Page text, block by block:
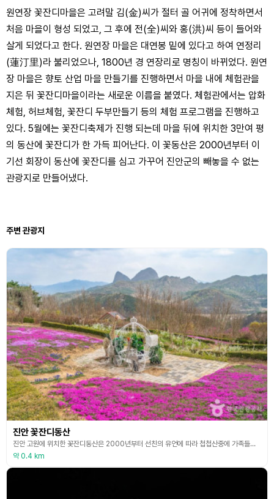
원연장 꽃잔디마을은 고려말 김(金)씨가 절터 골 어귀에 정착하면서
처음 마을이 형성 되었고, 그 후에 전(全)씨와 홍(洪)씨 등이 들어와
살게 되었다고 한다. 원연장 마을은 대연봉 밑에 있다고 하여 연정리
(蓮汀里)라 불리었으나, 1800년 경 연장리로 명칭이 바뀌었다. 원연
장 마을은 향토 산업 마을 만들기를 진행하면서 마을 내에 체험관을
지은 뒤 꽃잔디마을이라는 새로운 이름을 붙였다. 체험관에서는 압화
체험, 허브체험, 꽃잔디 두부만들기 등의 체험 프로그램을 진행하고
있다. 5월에는 꽃잔디축제가 진행 되는데 마을 뒤에 위치한 3만여 평
의 동산에 꽃잔디가 한 가득 피어난다. 이 꽃동산은 2000년부터 이
기선 회장이 동산에 꽃잔디를 심고 가꾸어 진안군의 빼놓을 수 없는
관광지로 만들어냈다.
주변 관광지
진안 꽃잔디동산
진안 고원에 위치한 꽃잔디동산은 2000년부터 선친의 유언에 따라 첩첩산중에 가족들이 1년에 1~2차례만 왔다 가는 선산이 아니라 1년에 언제든 방문하고 가족 친치들의 화합 만남의 장소로 만들겠다는 바램으로 시작되었다. 매년 조금씩 꽃잔디를 심고 어린 나무들이 크면서 오늘의 꽃잔디동산이 만들어졌다. 4월부터 약 5만 여평에 이르는 마치 분홍빛 양탄자가 깔린 듯한 꽃잔디를 볼 수 있으며, 5월 중순부터는 하얀 불두화의 아름다움을, 여름에는 배롱나무의 꽃,
약 0.4 km